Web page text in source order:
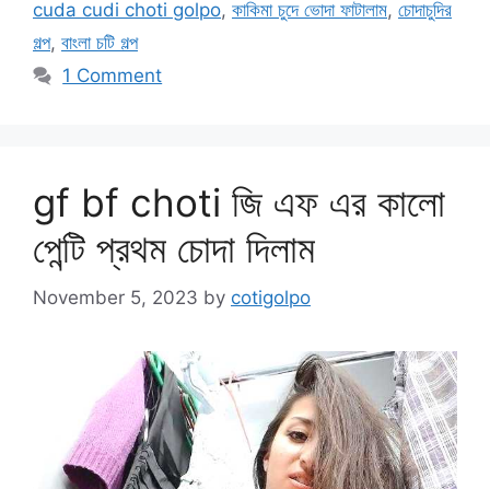
cuda cudi choti golpo, কাকিমা চুদে ভোদা ফাটালাম, চোদাচুদির
গল্প, বাংলা চটি গল্প
1 Comment
gf bf choti জি এফ এর কালো
পেন্টি প্রথম চোদা দিলাম
November 5, 2023 by cotigolpo